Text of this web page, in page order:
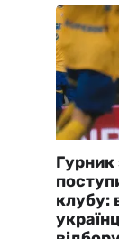
клубу: